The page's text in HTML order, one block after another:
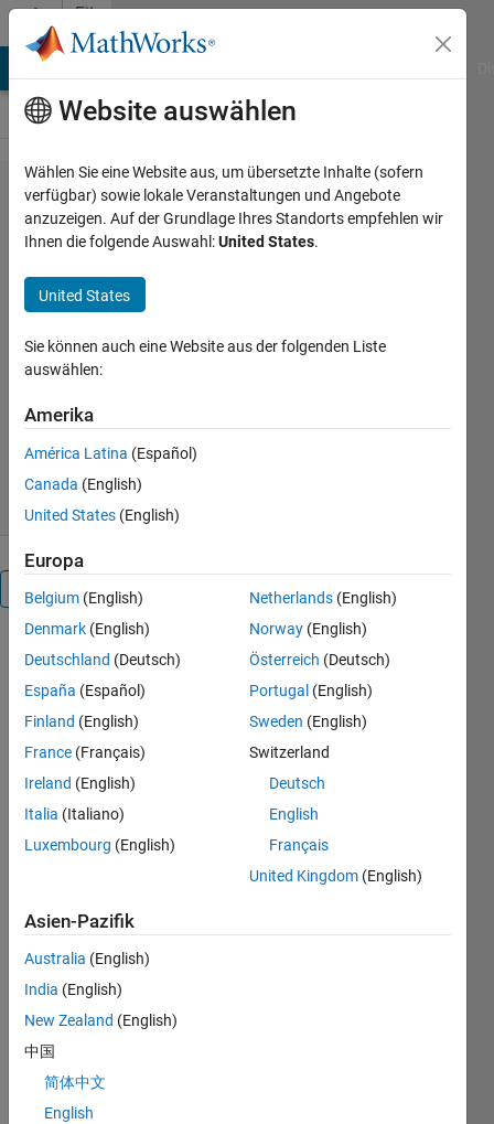
Weiter zum Inhalt
File
Exchange
3D
voxelizer
Provides functionality to
representation.
Version 1.0.0.0
6,6K Downloads
4,20/5
Überblick
provides
functionalities
for loading
3D models
from .OBJ
files and
The space is
divided in a
discrete grid,
and the grid
cells which
intersect the
are marked
as occupied.
Website auswählen
Wählen Sie eine Website aus, um übersetzte Inhalte (sofern
verfügbar) sowie lokale Veranstaltungen und Angebote
anzuzeigen. Auf der Grundlage Ihres Standorts empfehlen wir
Ihnen die folgende Auswahl:United States.
United States
Sie können auch eine Website aus der folgenden Liste
auswählen:
Amerika
América Latina (Español)
Canada (English)
United States (English)
Europa
Belgium (English)
Denmark (English)
Deutschland (Deutsch)
España (Español)
Finland (English)
France (Français)
Ireland (English)
Italia (Italiano)
Luxembourg (English)
Netherlands (English)
Norway (English)
Österreich (Deutsch)
Portugal (English)
Sweden (English)
Switzerland
Deutsch
English
Français
United Kingdom (English)
Asien-Pazifik
Australia (English)
India (English)
New Zealand (English)
中国
简体中文
English